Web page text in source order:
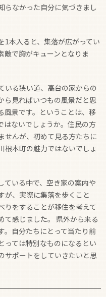
らなかった自分に気づきまし
1本入ると、集落が広がってい
敵で胸がキューンとなりま
いる狭い道、高台の家からの
ら見ればいつもの風景だと思
風景です。ということは、移
はないでしょうか。住民の方
せんが、初めて見る方たちに
根本町の魅力ではないでしょ
ている中で、空き家の案内や
が、実際に集落を歩くこと
りをすることが移住を考えて
て感じました。 県外から来る
。自分たちにとって当たり前
っては特別なものになるとい
サポートをしていきたいと思